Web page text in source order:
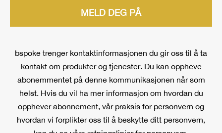
bspoke trenger kontaktinformasjonen du gir oss til å ta
kontakt om produkter og tjenester. Du kan oppheve
abonemmentet på denne kommunikasjonen når som
helst. Hvis du vil ha mer informasjon om hvordan du
opphever abonnement, vår praksis for personvern og
hvordan vi forplikter oss til å beskytte ditt personvern,